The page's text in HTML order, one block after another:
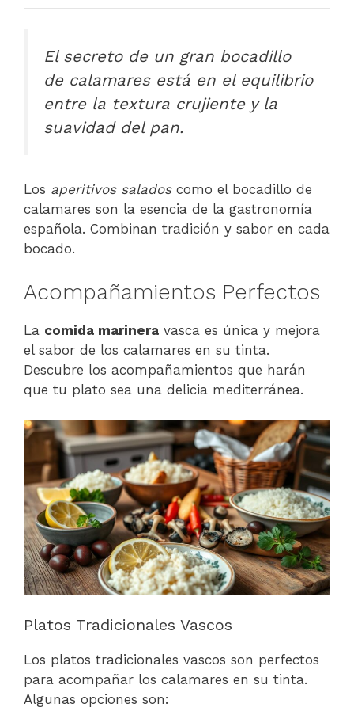
El secreto de un gran bocadillo
de calamares está en el equilibrio
entre la textura crujiente y la
suavidad del pan.
Los aperitivos saladoscomo el bocadillo de
calamares son la esencia de la gastronomía
española. Combinan tradición y sabor en cada
bocado.
Acompañamientos Perfectos
La comida marinera vasca es única y mejora
el sabor de los calamares en su tinta.
Descubre los acompañamientos que harán
que tu plato sea una delicia mediterránea.
Platos Tradicionales Vascos
Los platos tradicionales vascos son perfectos
para acompañar los calamares en su tinta.
Algunas opciones son: